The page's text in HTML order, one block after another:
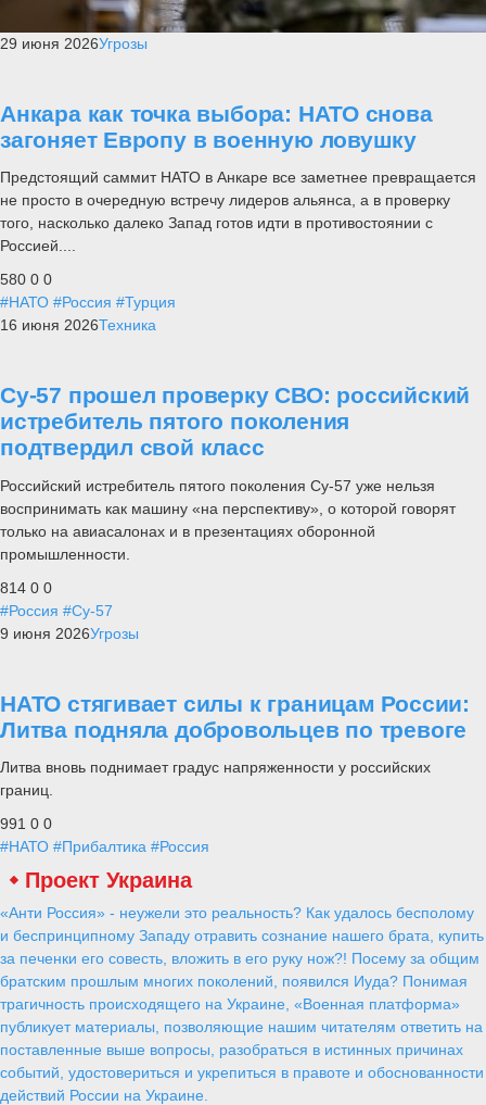
29 июня 2026Угрозы
Анкара как точка выбора: НАТО снова
загоняет Европу в военную ловушку
Предстоящий саммит НАТО в Анкаре все заметнее превращается
не просто в очередную встречу лидеров альянса, а в проверку
того, насколько далеко Запад готов идти в противостоянии с
Россией....
580 0 0
#НАТО #Россия #Турция
16 июня 2026Техника
Су-57 прошел проверку СВО: российский
истребитель пятого поколения
подтвердил свой класс
Российский истребитель пятого поколения Су-57 уже нельзя
воспринимать как машину «на перспективу», о которой говорят
только на авиасалонах и в презентациях оборонной
промышленности.
814 0 0
#Россия #Су-57
9 июня 2026Угрозы
НАТО стягивает силы к границам России:
Литва подняла добровольцев по тревоге
Литва вновь поднимает градус напряженности у российских
границ.
991 0 0
#НАТО #Прибалтика #Россия
Проект Украина
«Анти Россия» - неужели это реальность? Как удалось бесполому
и беспринципному Западу отравить сознание нашего брата, купить
за печенки его совесть, вложить в его руку нож?! Посему за общим
братским прошлым многих поколений, появился Иуда? Понимая
трагичность происходящего на Украине, «Военная платформа»
публикует материалы, позволяющие нашим читателям ответить на
поставленные выше вопросы, разобраться в истинных причинах
событий, удостовериться и укрепиться в правоте и обоснованности
действий России на Украине.